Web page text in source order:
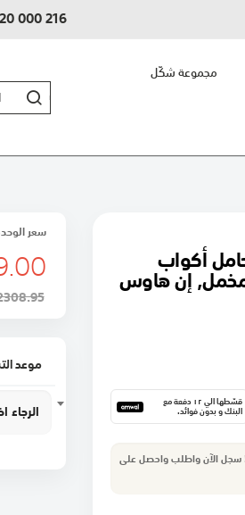
000 216
مجموعة شكّل
بحث
أكواب
مخمل, إن هاوس
قسّطها الي ١٢ دفعة معالبنك و بدون فوائد.
سجل الآن واطلب واحصل على
سعر
موعد
الرجاء